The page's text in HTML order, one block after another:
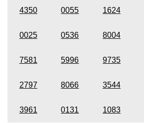
4350 0055 1624
0025 0536 8004
7581 5996 9735
2797 8066 3544
3961 0131 1083